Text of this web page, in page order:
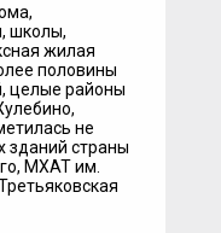
школы,
жилая
половины
целые районы
не
зданий страны
МХАТ им.